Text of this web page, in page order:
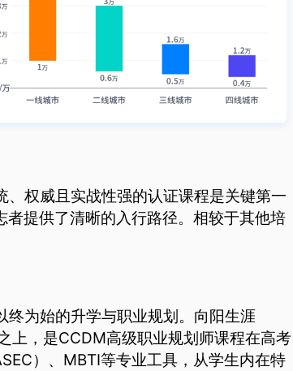
权威且实战性强的认证课程是关键第一
提供了清晰的入行路径。相较于其他培
为始的升学与职业规划。向阳生涯
上，是CCDM高级职业规划师课程在高考
）、MBTI等专业工具，从学生内在特